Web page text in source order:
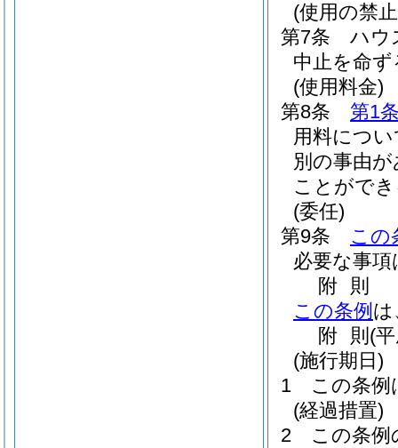
(使用の禁
第7条
ハウ
中止を命
(使用料金)
第8条
第1
用料につ
別の事由
ことがで
(委任)
第9条
この
必要な事
附 則
この条例 は
附 則 (
(施行期日)
1
この条例
(経過措置)
2
この条